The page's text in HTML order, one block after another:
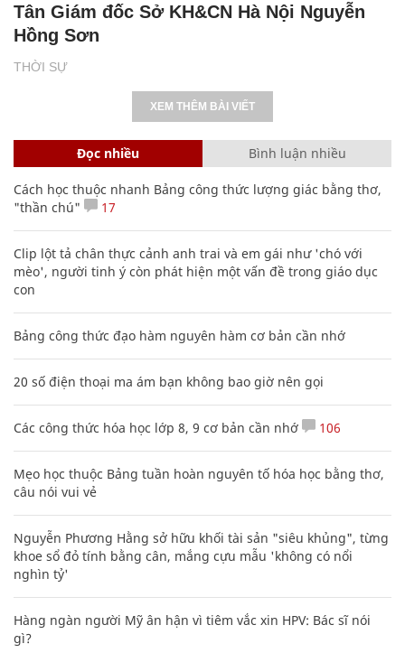
THỜI SỰ
Tân Giám đốc Sở KH&CN Hà Nội Nguyễn
Hồng Sơn
XEM THÊM BÀI VIẾT
Đọc nhiều Bình luận nhiều
Cách học thuộc nhanh Bảng công thức lượng giác bằng thơ,
"thần chú"
17
Clip lột tả chân thực cảnh anh trai và em gái như 'chó với
mèo', người tinh ý còn phát hiện một vấn đề trong giáo dục
con
Bảng công thức đạo hàm nguyên hàm cơ bản cần nhớ
20 số điện thoại ma ám bạn không bao giờ nên gọi
Các công thức hóa học lớp 8, 9 cơ bản cần nhớ 106
Mẹo học thuộc Bảng tuần hoàn nguyên tố hóa học bằng thơ,
câu nói vui vẻ
Nguyễn Phương Hằng sở hữu khối tài sản "siêu khủng", từng
khoe sổ đỏ tính bằng cân, mắng cựu mẫu 'không có nổi
nghìn tỷ'
Hàng ngàn người Mỹ ân hận vì tiêm vắc xin HPV: Bác sĩ nói
gì?